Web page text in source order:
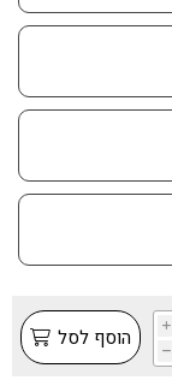
i
h הוסף לסל